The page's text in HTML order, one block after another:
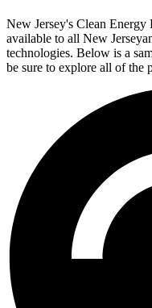
New Jersey's Clean Energy
available to all New
technologies. Below is a
be sure to explore all of the programs we offer.​​​​‌